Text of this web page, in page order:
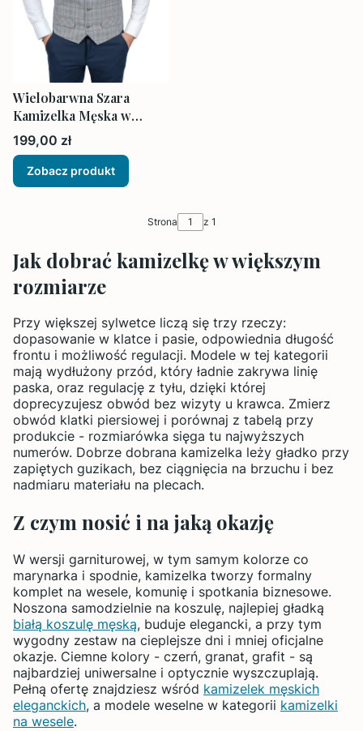
Wielobarwna Szara
Kamizelka Męska w
Kratkę
Cena
199,00 zł
Zobacz produkt
Strona z 1
Jak dobrać kamizelkę w większym
rozmiarze
Przy większej sylwetce liczą się trzy rzeczy:
dopasowanie w klatce i pasie, odpowiednia długość
frontu i możliwość regulacji. Modele w tej kategorii
mają wydłużony przód, który ładnie zakrywa linię
paska, oraz regulację z tyłu, dzięki której
doprecyzujesz obwód bez wizyty u krawca. Zmierz
obwód klatki piersiowej i porównaj z tabelą przy
produkcie - rozmiarówka sięga tu najwyższych
numerów. Dobrze dobrana kamizelka leży gładko przy
zapiętych guzikach, bez ciągnięcia na brzuchu i bez
nadmiaru materiału na plecach.
Z czym nosić i na jaką okazję
W wersji garniturowej, w tym samym kolorze co
marynarka i spodnie, kamizelka tworzy formalny
komplet na wesele, komunię i spotkania biznesowe.
Noszona samodzielnie na koszulę, najlepiej gładką
białą koszulę męską, buduje elegancki, a przy tym
wygodny zestaw na cieplejsze dni i mniej oficjalne
okazje. Ciemne kolory - czerń, granat, grafit - są
najbardziej uniwersalne i optycznie wyszczuplają.
Pełną ofertę znajdziesz wśród kamizelek męskich
eleganckich, a modele weselne w kategorii kamizelki
na wesele.